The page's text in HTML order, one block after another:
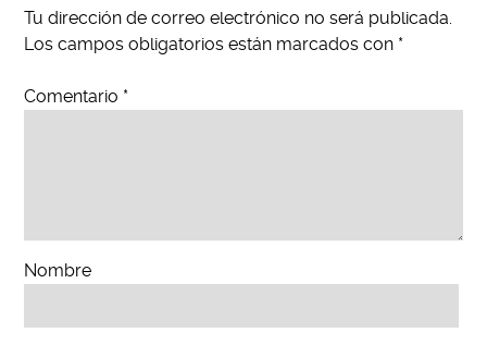
Tu dirección de correo electrónico no será publicada.
Los campos obligatorios están marcados con *
Comentario *
Nombre